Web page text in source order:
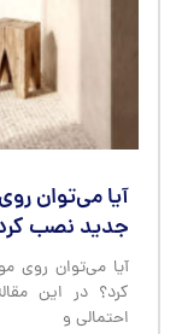
آیا می‌توان
جدید نصب
آیا می‌توان روی
کرد؟ در این
احتمالی و